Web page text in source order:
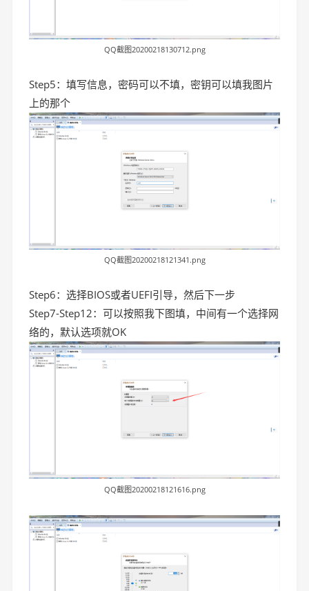
QQ截图20200218130712.png
Step5：填写信息，密码可以不填，密钥可以填我图片
上的那个
QQ截图20200218121341.png
Step6：选择BIOS或者UEFI引导，然后下一步
Step7-Step12：可以按照我下图填，中间有一个选择网
络的，默认选项就OK
QQ截图20200218121616.png